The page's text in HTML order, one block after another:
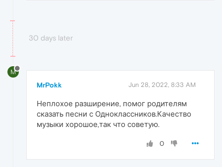
30 days later
M
MrPokk Jun 28, 2022, 8:33 AM
Неплохое разширение, помог родителям
сказать песни с Одноклассников.Качество
музыки хорошое,так что советую.
0